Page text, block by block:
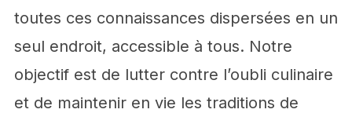
toutes ces connaissances dispersées en un
seul endroit, accessible à tous. Notre
objectif est de lutter contre l’oubli culinaire
et de maintenir en vie les traditions de